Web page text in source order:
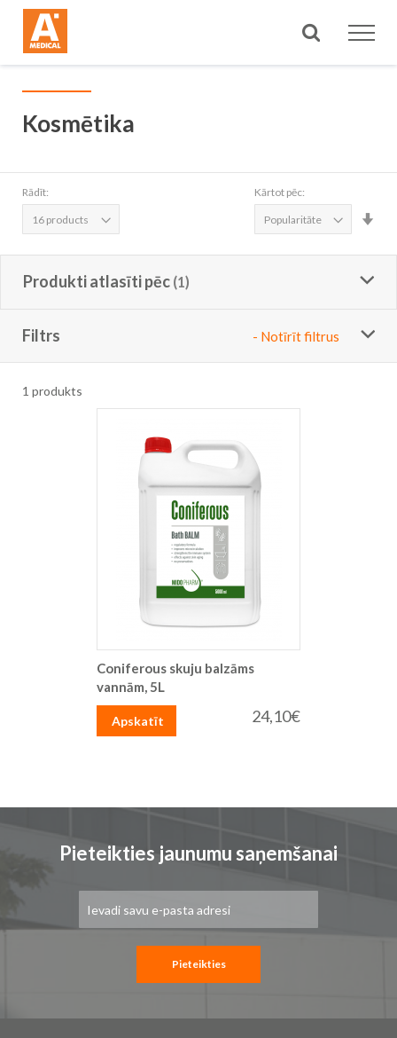
Meklēt
Kosmētika
Rādīt: Kārtot pēc:
Produkti atlasīti pēc
Filtrs - Notīrīt filtrus
1 produkts
Coniferous skuju balzāms
vannām, 5L
24,10€
Apskatīt
Pieteikties jaunumu saņemšanai
saņemšanai:
Pieteikties